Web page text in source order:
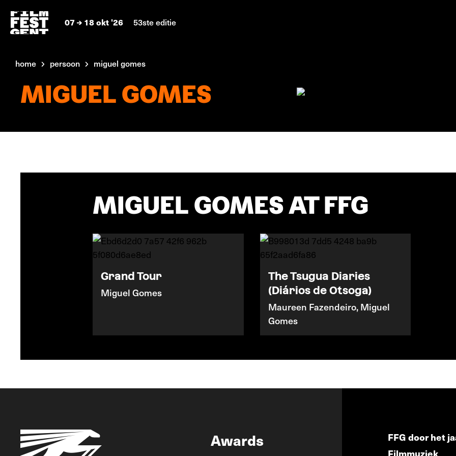
07 18 okt '26 53ste editie
home persoon miguel gomes
MIGUEL GOMES
MIGUEL GOMES AT FFG
Grand Tour
Miguel Gomes
The Tsugua Diaries
(Diários de Otsoga)
Maureen Fazendeiro, Miguel
Gomes
Awards
FFG door het
Filmmuziek